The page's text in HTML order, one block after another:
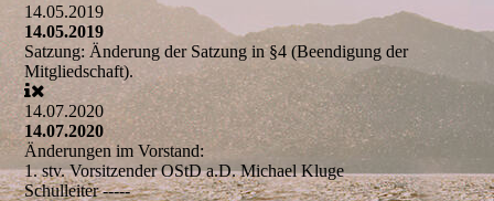
14.05.2019
14.05.2019
Satzung: Änderung der Satzung in §4 (Beendigung der
Mitgliedschaft).
14.07.2020
14.07.2020
Änderungen im Vorstand:
1. stv. VorsitzenderOStD a.D. Michael Kluge
Schulleiter-----